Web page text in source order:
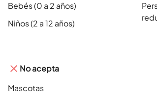
Bebés (0 a 2 años)
Niños (2 a 12 años)
No acepta
Mascotas